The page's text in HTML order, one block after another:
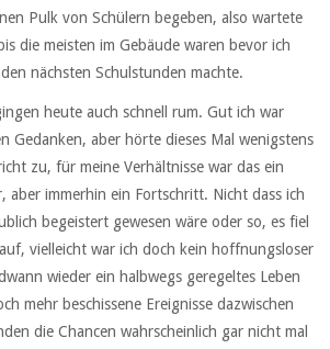
Pulk von Schülern begeben, also wartete
die meisten im Gebäude waren bevor ich
nächsten Schulstunden machte.
heute auch schnell rum. Gut ich war
Gedanken, aber hörte dieses Mal wenigstens
zu, für meine Verhältnisse war das ein
aber immerhin ein Fortschritt. Nicht dass ich
begeistert gewesen wäre oder so, es fiel
vielleicht war ich doch kein hoffnungsloser
wieder ein halbwegs geregeltes Leben
mehr beschissene Ereignisse dazwischen
die Chancen wahrscheinlich gar nicht mal